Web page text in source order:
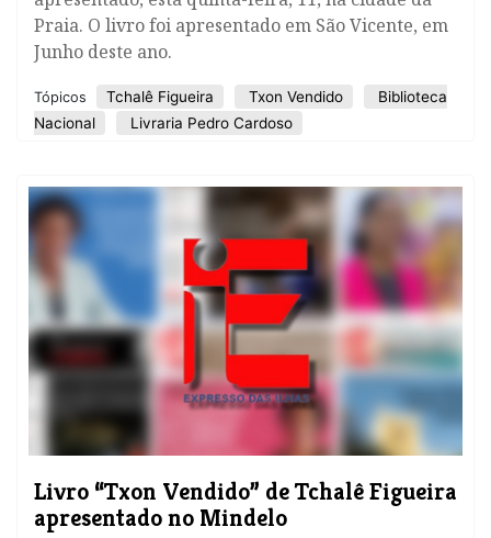
Praia. O livro foi apresentado em São Vicente, em
Junho deste ano.
Tópicos Tchalê Figueira Txon Vendido
Biblioteca
Nacional
Livraria Pedro Cardoso
Livro “Txon Vendido” de Tchalê Figueira
apresentado no Mindelo